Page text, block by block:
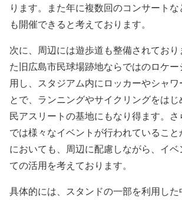
ります。また年に複数回のコンサートな
も開催できると考えております。
次に、周辺には遊歩道も整備されてお
た旧広島市民球場跡地ならではのロケ
用し、スタジアム内にロッカーやシャワ
とで、ランニングやサイクリングをは
民アスリートの基地にもなり得ます。
では様々なイベントが行われているこ
においても、周辺に配慮しながら、イ
ての活用を考えております。
具体的には、スタンドの一部を利用し